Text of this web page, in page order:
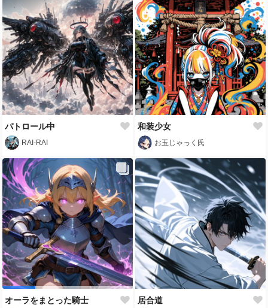
パトロール中
RAI-RAI
和装少女
お玉じゃっく氏
オーラをまとった騎士 居合道